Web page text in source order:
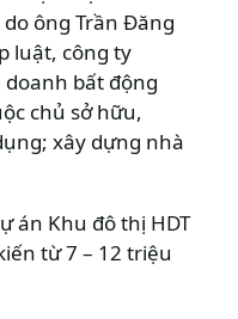
ông Trần Đăng
luật, công ty
bất động
chủ sở hữu,
xây dựng nhà
án Khu đô thị HDT
từ 7 – 12 triệu